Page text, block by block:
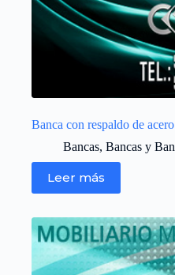
Banca con respaldo de
Bancas, Bancas y
Leer más